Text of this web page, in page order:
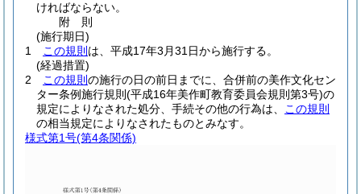
ければならない。
附 則
(施行期日)
1
この規則 は、平成17年3月31日から施行する。
(経過措置)
2
この規則 の施行の日の前日までに、合併前の美作文化セン
ター条例施行規則 (平成16年美作町教育委員会規則第3号)の
規定によりなされた処分、手続その他の行為は、
この規則
の相当規定によりなされたものとみなす。
様式第1号(第4条関係)